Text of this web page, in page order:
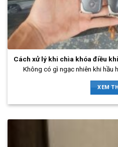
Cách xử lý khi chìa khóa điều
Không có gì ngạc nhiên khi hầu
XEM